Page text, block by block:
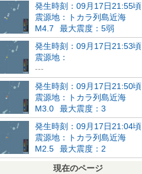
発生時刻：09月17日21:55頃
震源地：トカラ列島近海
M4.7
最大震度：5弱
発生時刻：09月17日21:53頃
震源地：
---
発生時刻：09月17日21:50頃
震源地：トカラ列島近海
M3.0
最大震度：3
発生時刻：09月17日21:04頃
震源地：トカラ列島近海
M2.5
最大震度：2
現在のページ